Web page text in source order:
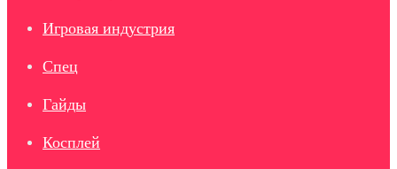
Игровая индустрия
Спец
Гайды
Косплей